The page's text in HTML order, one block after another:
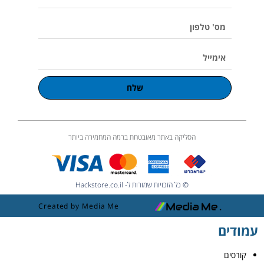
m
שלח
הסליקה באתר מאובטחת ברמה המחמירה ביותר
© כל הזכויות שמורות ל- Hackstore.co.il
Created by Media Me
עמודים
קורסים